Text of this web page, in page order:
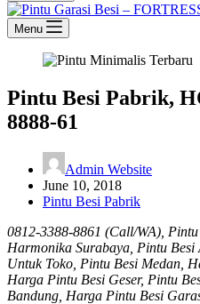
Menu
Pintu Besi Pabrik,
8888-61
Admin Website
June 10, 2018
Pintu Besi Pabrik
0812-3388-8861 (Call/WA),
Harmonika Surabaya, Pintu
Untuk Toko, Pintu Besi Medan,
Harga Pintu Besi Geser, Pintu
Bandung, Harga Pintu Besi